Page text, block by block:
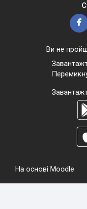
Ви не
На основі Moodle